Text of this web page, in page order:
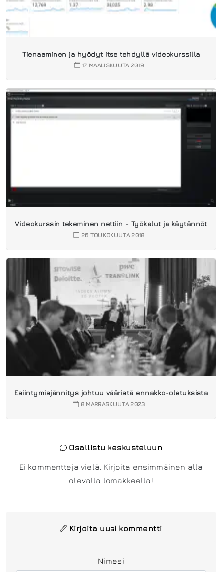
Tienaaminen ja hyödyt itse tehdyllä videokurssilla
17 MAALISKUUTA 2019
Videokurssin tekeminen nettiin - Työkalut ja käytännöt
26 TOUKOKUUTA 2018
Esiintymisjännitys johtuu vääristä ennakko-oletuksista
8 MARRASKUUTA 2023
Osallistu keskusteluun
Ei kommentteja vielä. Kirjoita ensimmäinen alla
olevalla lomakkeella!
Kirjoita uusi kommentti
Nimesi